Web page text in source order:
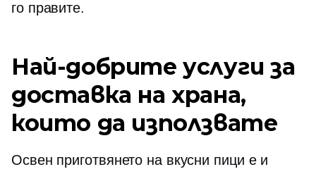
го правите.
Най-добрите услуги за
доставка на храна,
които да използвате
Освен приготвянето на вкусни пици е и